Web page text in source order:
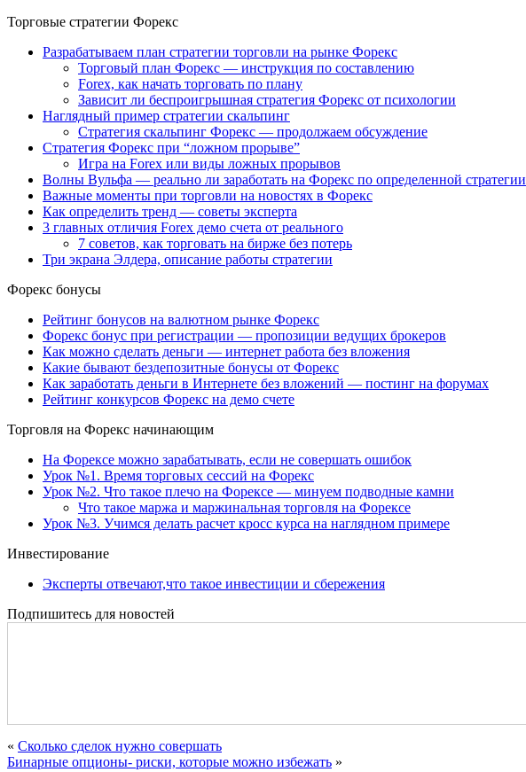
Торговые стратегии Форекс
Разрабатываем план стратегии торговли на рынке Форекс
Торговый план Форекс — инструкция по составлению
Forex, как начать торговать по плану
Зависит ли беспроигрышная стратегия Форекс от психологии
Наглядный пример стратегии скальпинг
Стратегия скальпинг Форекс — продолжаем обсуждение
Стратегия Форекс при “ложном прорыве”
Игра на Forex или виды ложных прорывов
Волны Вульфа — реально ли заработать на Форекс по определенной стратегии
Важные моменты при торговли на новостях в Форекс
Как определить тренд — советы эксперта
3 главных отличия Forex демо счета от реального
7 советов, как торговать на бирже без потерь
Три экрана Элдера, описание работы стратегии
Форекс бонусы
Рейтинг бонусов на валютном рынке Форекс
Форекс бонус при регистрации — пропозиции ведущих брокеров
Как можно сделать деньги — интернет работа без вложения
Какие бывают бездепозитные бонусы от Форекс
Как заработать деньги в Интернете без вложений — постинг на форумах
Рейтинг конкурсов Форекс на демо счете
Торговля на Форекс начинающим
На Форексе можно зарабатывать, если не совершать ошибок
Урок №1. Время торговых сессий на Форекс
Урок №2. Что такое плечо на Форексе — минуем подводные камни
Что такое маржа и маржинальная торговля на Форексе
Урок №3. Учимся делать расчет кросс курса на наглядном примере
Инвестирование
Эксперты отвечают,что такое инвестиции и сбережения
Подпишитесь для новостей
« Сколько сделок нужно совершать
Бинарные опционы- риски, которые можно избежать »